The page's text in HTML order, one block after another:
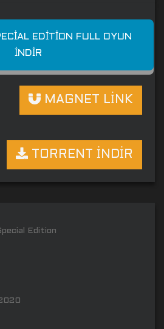
EDITION FULL OYUN
İNDIR
MAGNET LİNK
TORRENT İNDİR
Edition